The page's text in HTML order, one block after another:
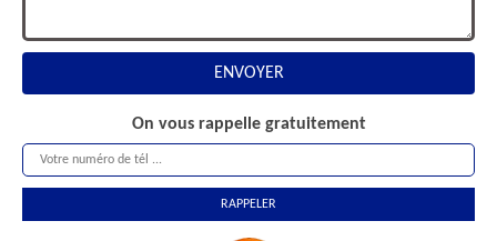
On vous rappelle gratuitement